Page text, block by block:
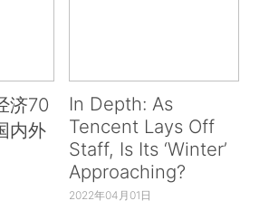
济70
内外
In Depth: As
Tencent Lays Off
Staff, Is Its ‘Winter’
Approaching?
2022年04月01日